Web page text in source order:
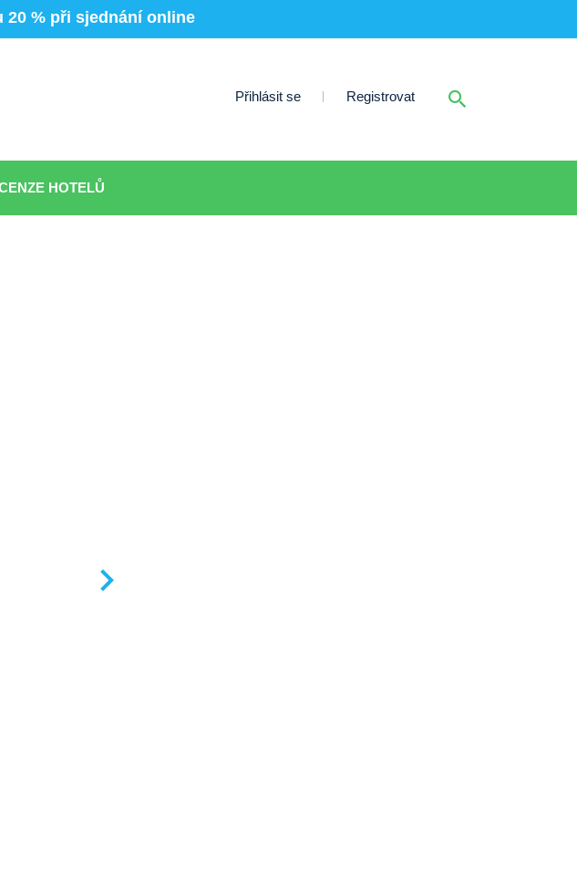
% při sjednání online
Přihlásit se Registrovat
HOTELŮ